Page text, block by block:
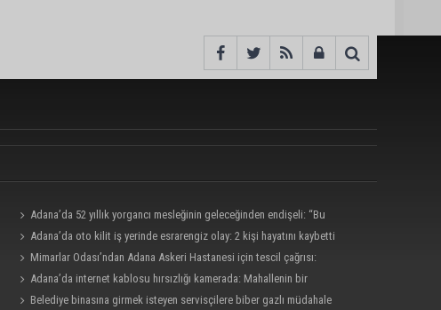
Adana’da 52 yıllık yorgancı mesleğinin geleceğinden endişeli: “Bu
mesleği çocuğuma bile öğretemedim”
Adana’da oto kilit iş yerinde esrarengiz olay: 2 kişi hayatını kaybetti
Mimarlar Odası’ndan Adana Askeri Hastanesi için tescil çağrısı:
“Satılmamalı, amaç dışı kullanılmamalı”
Adana’da internet kablosu hırsızlığı kamerada: Mahallenin bir
bölümünde internet erişimi kesildi
Belediye binasına girmek isteyen servisçilere biber gazlı müdahale